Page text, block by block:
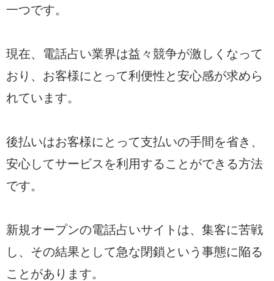
一つです。
現在、電話占い業界は益々競争が激しくなって
おり、お客様にとって利便性と安心感が求めら
れています。
後払いはお客様にとって支払いの手間を省き、
安心してサービスを利用することができる方法
です。
新規オープンの電話占いサイトは、集客に苦戦
し、その結果として急な閉鎖という事態に陥る
ことがあります。